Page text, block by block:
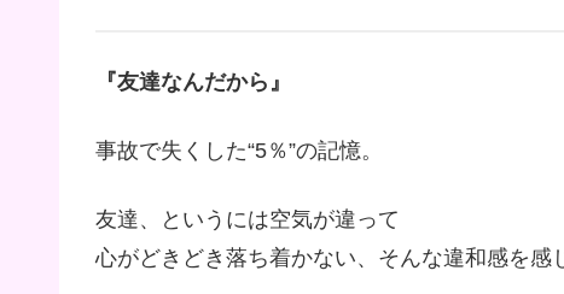
『友達なんだから』
事故で失くした“5％”の記憶。
友達、というには空気が違って
心がどきどき落ち着かない、そんな違和感を感